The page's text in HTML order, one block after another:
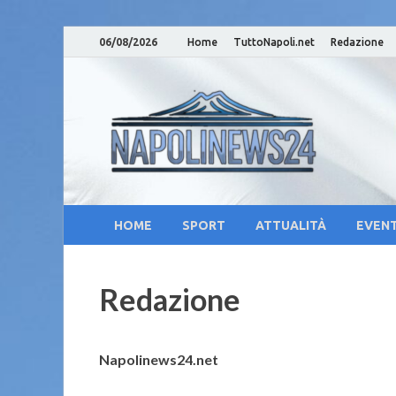
06/08/2026 Home TuttoNapoli.net Redazione
Notizie
HOME SPORT ATTUALITÀ
Redazione
Napolinews24.net